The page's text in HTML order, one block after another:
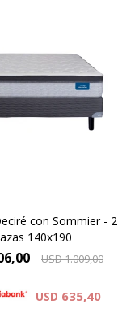
con espumas de
para ofrecer un
confortable, estable y
excelente nivel de
Su diseño está
con Sommier - 2
140x190
USD1.009,00
USD 635,40